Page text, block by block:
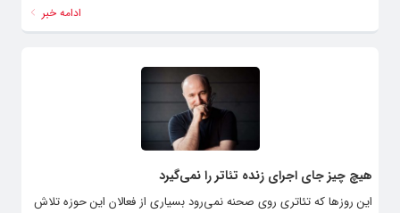
ادامه خبر
هیچ چیز جای اجرای زنده تئاتر را نمی‌گیرد
این روزها که تئاتری روی صحنه نمی‌رود بسیاری از فعالان این حوزه تلاش